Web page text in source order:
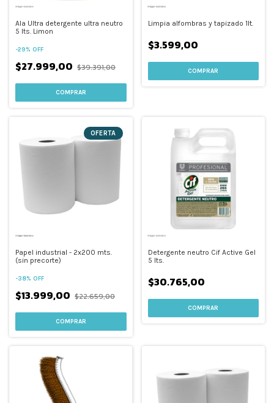
Ala Ultra detergente ultra neutro
5 lts. Limon
-29% OFF
$27.999,00 $39.391,00
Limpia alfombras y tapizado 1lt.
$3.599,00
OFERTA
Papel industrial - 2x200 mts.
(sin precorte)
-38% OFF
$13.999,00 $22.659,00
Detergente neutro Cif Active Gel
5 lts.
$30.765,00